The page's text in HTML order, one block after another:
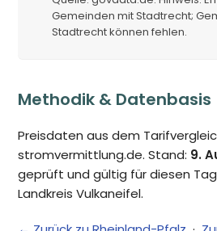
Gemeinden mit Stadtrecht;
Stadtrecht können fehlen.
Methodik & Datenbasis
Preisdaten aus dem
stromvermittlung.de. Stand: 9.
geprüft und gültig für diesen Tag.
Landkreis Vulkaneifel.